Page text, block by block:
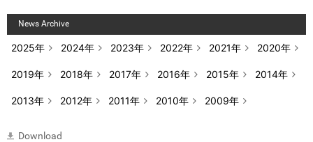
News Archive
2025年 2024年 2023年 2022年 2021年 2020年
2019年 2018年 2017年 2016年 2015年 2014年
2013年 2012年 2011年 2010年 2009年
Download